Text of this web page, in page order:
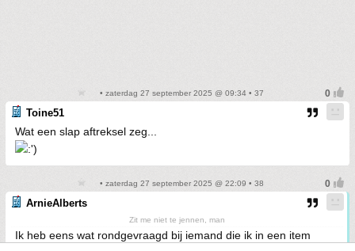
• zaterdag 27 september 2025 @ 09:34 • 37
Toine51
Wat een slap aftreksel zeg...
• zaterdag 27 september 2025 @ 22:09 • 38
ArnieAlberts
Zit me niet te jennen, man
Ik heb eens wat rondgevraagd bij iemand die ik in een item